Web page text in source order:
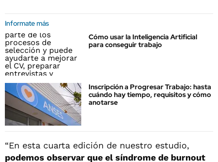
Informate más
Cómo usar la Inteligencia Artificial
para conseguir trabajo
Inscripción a Progresar Trabajo: hasta
cuándo hay tiempo, requisitos y cómo
anotarse
“En esta cuarta edición de nuestro estudio,
podemos observar que el síndrome de burnout